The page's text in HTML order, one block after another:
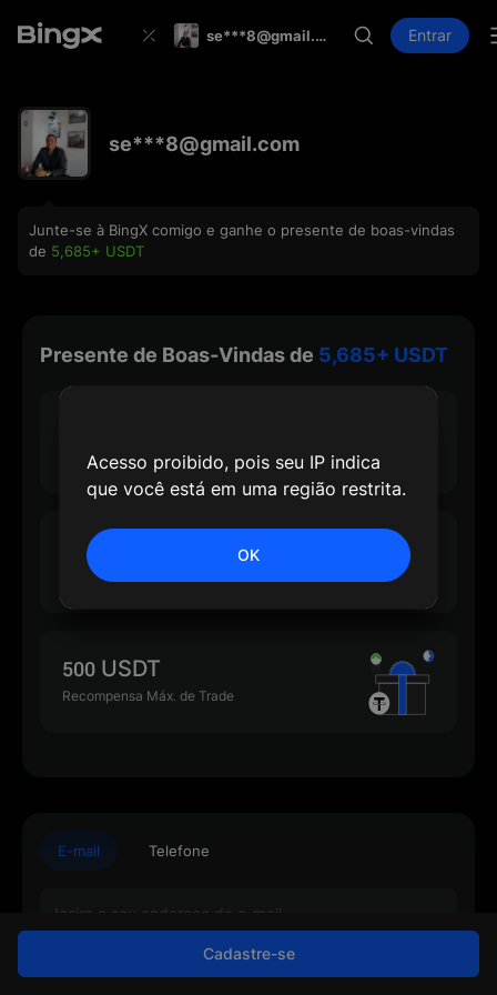
se***8@gmail.com Entrar
se***8@gmail.com
Junte-se à BingX comigo e ganhe o presente de boas-vindas
de 5,685+ USDT
Presente de Boas-Vindas de 5,685+ USDT
Recompensa Máx. de Cadastro
500 USDT
Recompensa Máx. de Depósito
500 USDT
Recompensa Máx. de Trade
E-mail Telefone
Acesso proibido, pois seu IP indica
que você está em uma região restrita.
OK
Cadastre-se